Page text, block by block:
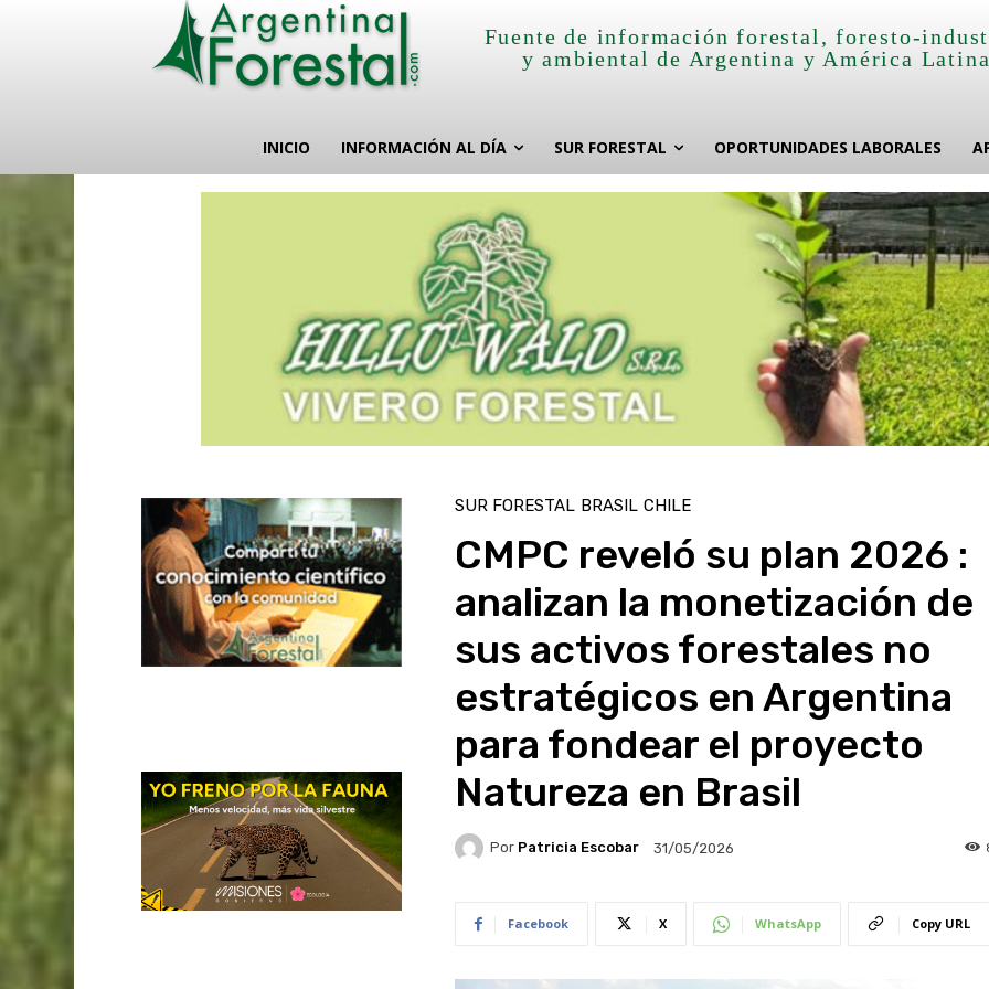
Fuente de información forestal, foresto-
y ambiental de Argentina y América
INICIO INFORMACIÓN AL DÍA SUR FORESTAL OPORTUNIDADES LABORALES
SUR FORESTAL BRASIL CHILE
CMPC reveló su plan 2026 :
analizan la monetización de
sus activos forestales no
estratégicos en Argentina
para fondear el proyecto
Natureza en Brasil
Por Patricia Escobar 31/05/2026
Facebook X WhatsApp Copy URL